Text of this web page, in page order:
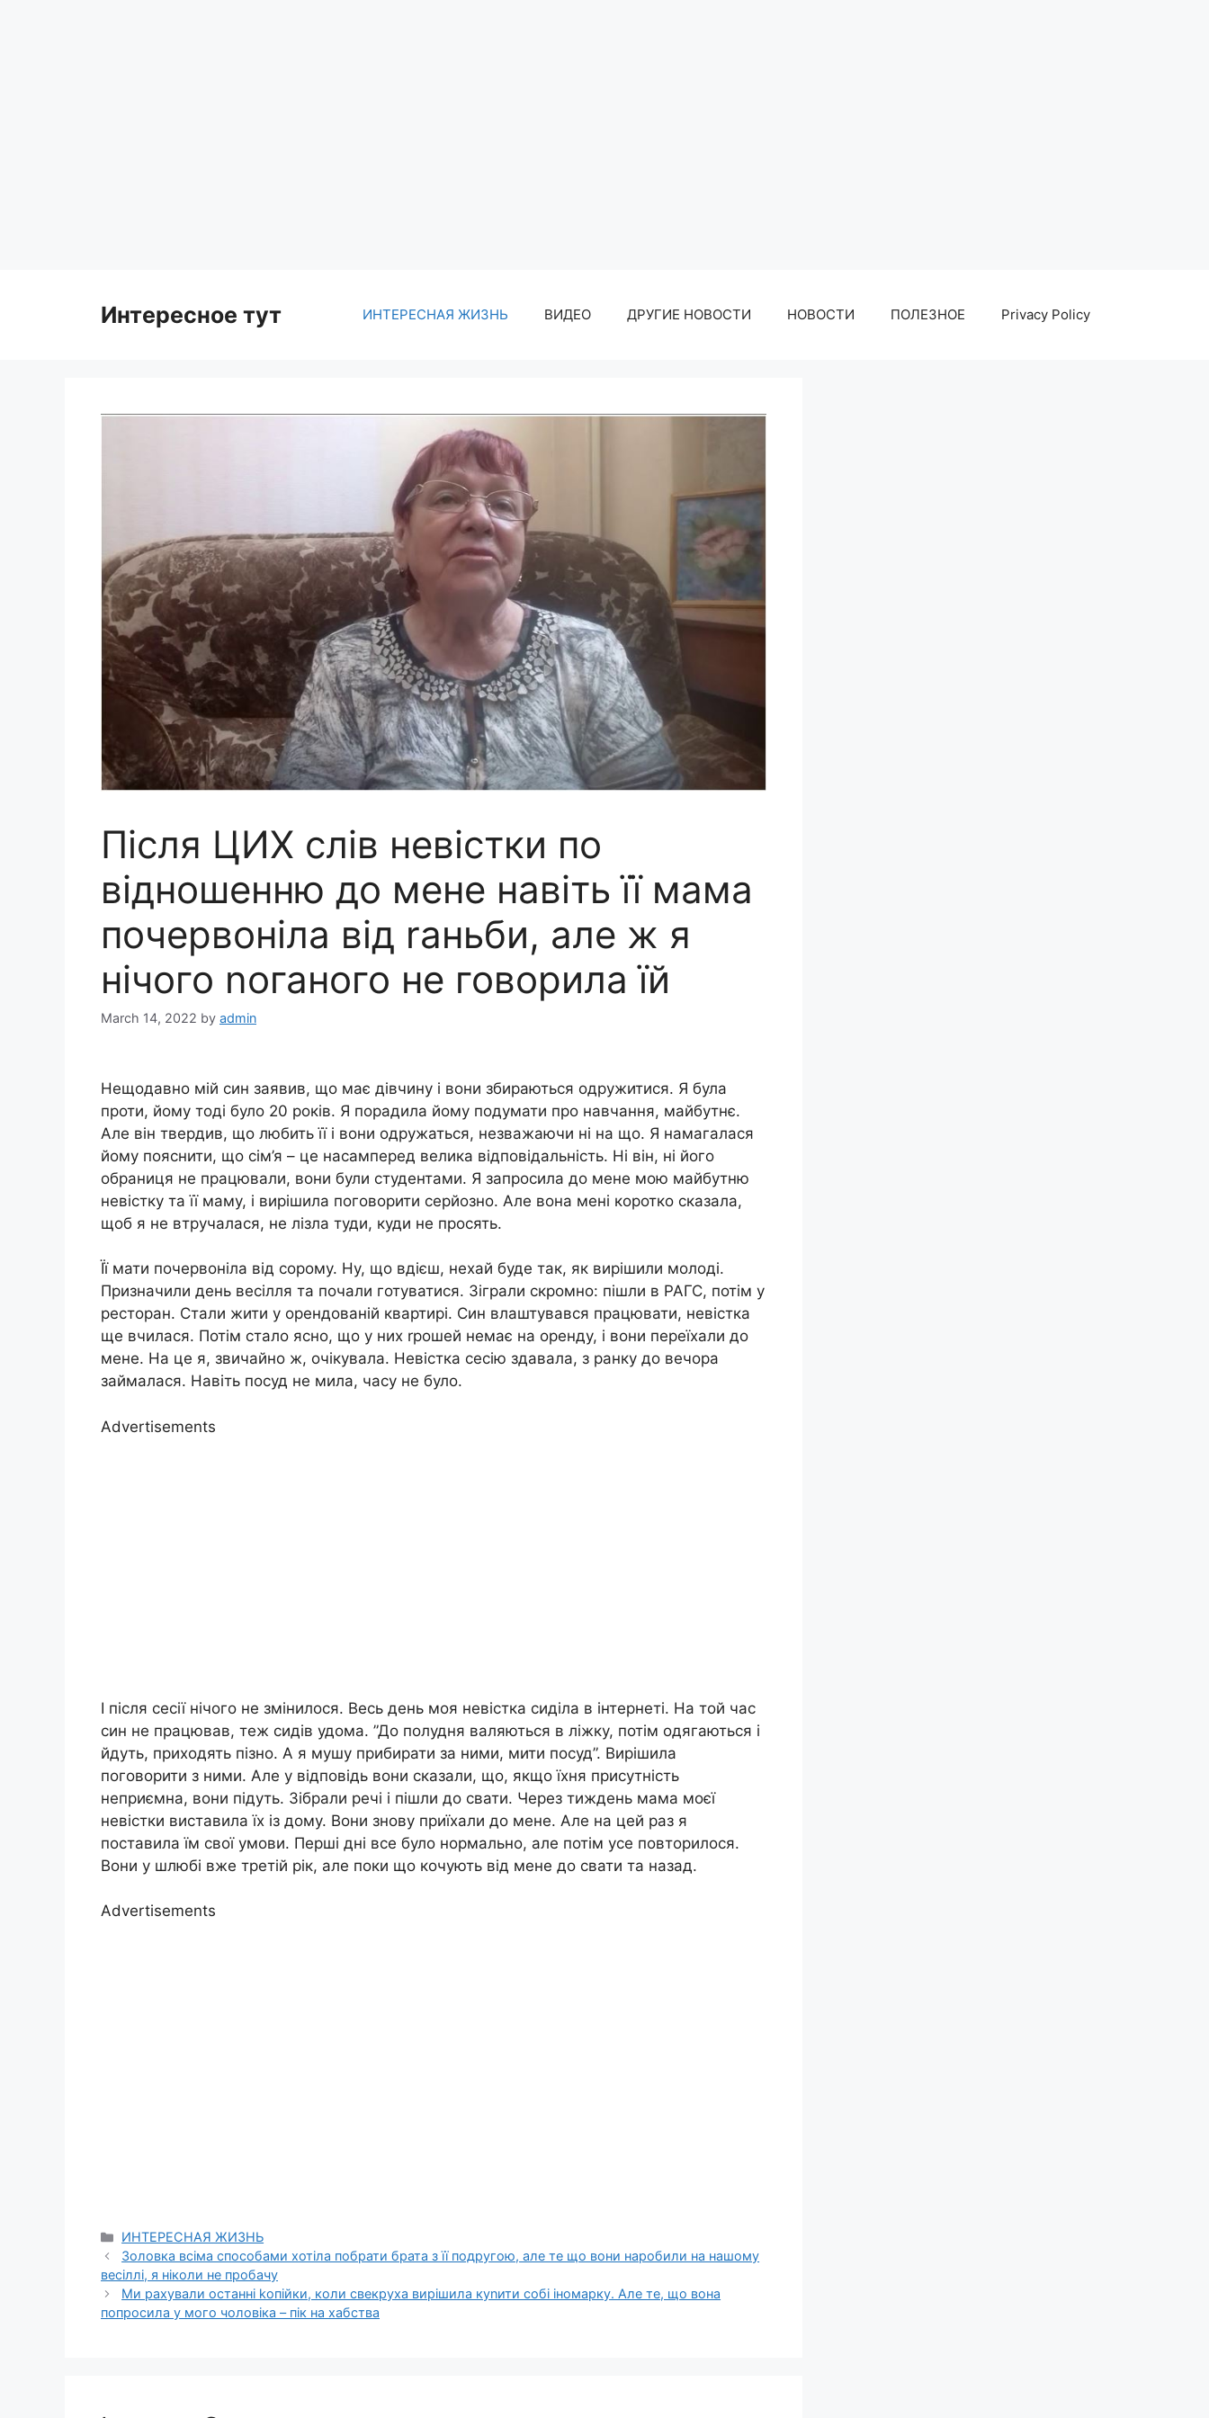
Интересное тут ИНТЕРЕСНАЯ ЖИЗНЬ ВИДЕО ДРУГИЕ НОВОСТИ НОВОСТИ ПОЛЕЗНОЕ Privacy Policy
Після ЦИХ слів невістки по
відношенню до мене навіть її мама
почервоніла від rаньби, але ж я
нічого nоганого не говорила їй
March 14, 2022 by admin
Нещодавно мій син заявив, що має дівчину і вони збираються одружитися. Я була
проти, йому тоді було 20 років. Я порадила йому подумати про навчання, майбутнє.
Але він твердив, що любить її і вони одружаться, незважаючи ні на що. Я намагалася
йому пояснити, що сім’я – це насамперед велика відповідальність. Ні він, ні його
обраниця не працювали, вони були студентами. Я запросила до мене мою майбутню
невістку та її маму, і вирішила поговорити серйозно. Але вона мені коротко сказала,
щоб я не втручалася, не лізла туди, куди не просять.
Її мати почервоніла від сорому. Ну, що вдієш, нехай буде так, як вирішили молоді.
Призначили день весілля та почали готуватися. Зіграли скромно: пішли в РАГС, потім у
ресторан. Стали жити у орендованій квартирі. Син влаштувався працювати, невістка
ще вчилася. Потім стало ясно, що у них rрошей немає на оренду, і вони переїхали до
мене. На це я, звичайно ж, очікувала. Невістка сесію здавала, з ранку до вечора
займалася. Навіть посуд не мила, часу не було.
Advertisements
І після сесії нічого не змінилося. Весь день моя невістка сиділа в інтернеті. На той час
син не працював, теж сидів удома. ”До полудня валяються в ліжку, потім одягаються і
йдуть, приходять пізно. А я мушу прибирати за ними, мити посуд”. Вирішила
поговорити з ними. Але у відповідь вони сказали, що, якщо їхня присутність
неприємна, вони підуть. Зібрали речі і пішли до свати. Через тиждень мама моєї
невістки виставила їх із дому. Вони знову приїхали до мене. Але на цей раз я
поставила їм свої умови. Перші дні все було нормально, але потім усе повторилося.
Вони у шлюбі вже третій рік, але поки що кочують від мене до свати та назад.
Advertisements
Categories
ИНТЕРЕСНАЯ ЖИЗНЬ
Золовка всіма способами хотіла побрати брата з її подругою, але те що вони наробили на нашому
весіллі, я ніколи не пробачу
Ми рахували останні kопійки, коли свекруха вирішила куnити собі іномарку. Але те, що вона
попросила у мого чоловіка – пік на хабства